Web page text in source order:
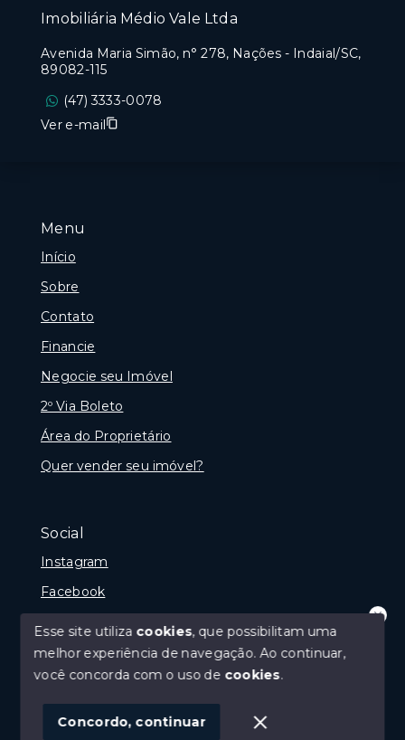
Menu
Início
Sobre
Contato
Financie
Negocie seu Imóvel
2º Via Boleto
Área do Proprietário
Quer vender seu imóvel?
Social
Instagram
Facebook
Imobiliária Médio Vale Ltda
Avenida Maria Simão, n° 278, Nações - Indaial/SC,
89082-115
(47) 3333-0078
Ver e-mail
Olá! que bom te ver por aqui!
precisando de ajuda ou buscando outro
tipo de imóvel, fale conosco!
Esse site utiliza cookies, que possibilitam uma
melhor experiência de navegação.Ao continuar,
você concorda com o uso de cookies.
Concordo, continuar